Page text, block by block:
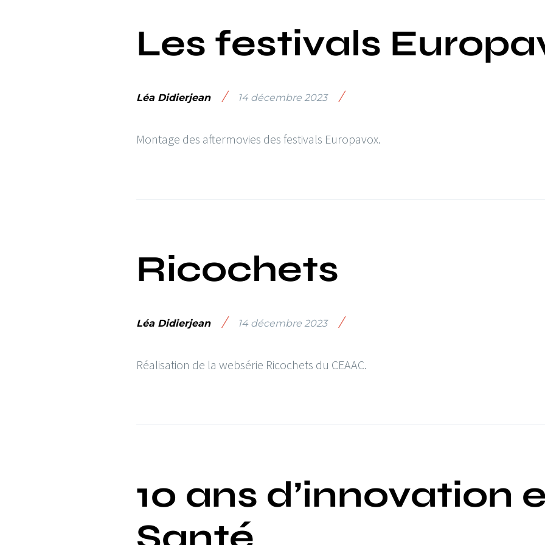
Les festivals
Léa Didierjean / 14 décembre 2023 /
Montage des aftermovies des festivals Europavox.
Ricochets
Léa Didierjean / 14 décembre 2023 /
Réalisation de la websérie Ricochets du CEAAC.
10 ans d’innovation